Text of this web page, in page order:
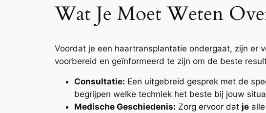
Wat Je Moet Weten
Voordat je een haartransplantatie ondergaat, zijn er
voorbereid en geïnformeerd te zijn om de beste
Consultatie: Een uitgebreid gesprek met de
begrijpen welke techniek het beste bij jouw
Medische Geschiedenis: Zorg ervoor dat je